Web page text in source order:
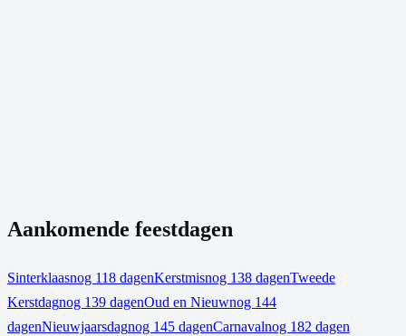
Aankomende feestdagen
Sinterklaasnog 118 dagenKerstmisnog 138 dagenTweede
Kerstdagnog 139 dagenOud en Nieuwnog 144
dagenNieuwjaarsdagnog 145 dagenCarnavalnog 182 dagen